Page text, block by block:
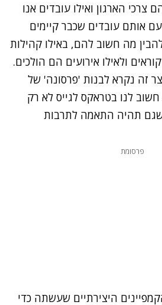
הארגון ואילו עובדים אנו
אותם עובדים שכבר קיימים
מה חשוב להם, באילו קהילות
ולאילו אירועים הם הולכים.
זה נקרא לבנות 'פרסונה' של
לנו בטראקס לגייס לא רק
תהיה התאמה לתרבות
פרסומת
היצירתיים שעשתה כדי